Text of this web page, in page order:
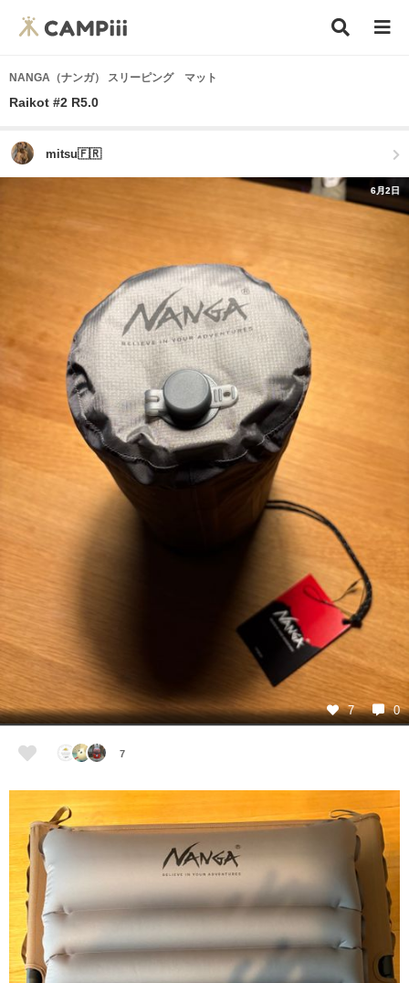
NANGA（ナンガ） スリーピング マット
Raikot #2 R5.0
mitsu🇫🇷
6月2日
7 0
7